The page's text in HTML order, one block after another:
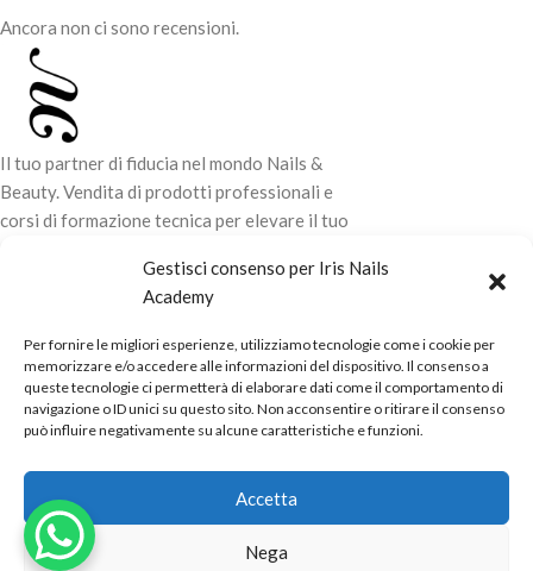
Gestisci consenso per Iris Nails
Academy
Per fornire le migliori esperienze, utilizziamo tecnologie come i cookie per
memorizzare e/o accedere alle informazioni del dispositivo. Il consenso a
queste tecnologie ci permetterà di elaborare dati come il comportamento di
navigazione o ID unici su questo sito. Non acconsentire o ritirare il consenso
può influire negativamente su alcune caratteristiche e funzioni.
Accetta
Nega
Ancora non ci sono recensioni.
Il tuo partner di fiducia nel mondo Nails &
Beauty. Vendita di prodotti professionali e
corsi di formazione tecnica per elevare il tuo
LINK UTILI
ORARI NEGOZIO
Powered byReal.Pro.Webcopyright© 2026 in collaborazione con
Mac Sistemi